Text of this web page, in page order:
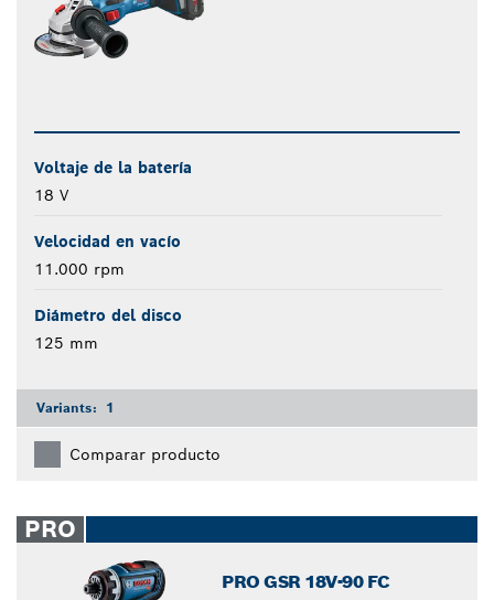
Voltaje de la batería
18 V
Velocidad en vacío
11.000 rpm
Diámetro del disco
125 mm
Variants: 1
Comparar producto
PRO
PRO GSR 18V-90 FC